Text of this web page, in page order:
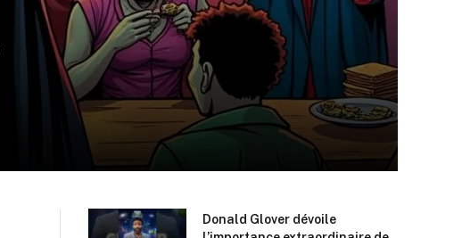
Donald Glover dévoile